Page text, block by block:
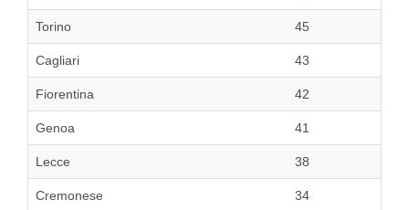
Torino 45
Cagliari 43
Fiorentina 42
Genoa 41
Lecce 38
Cremonese 34